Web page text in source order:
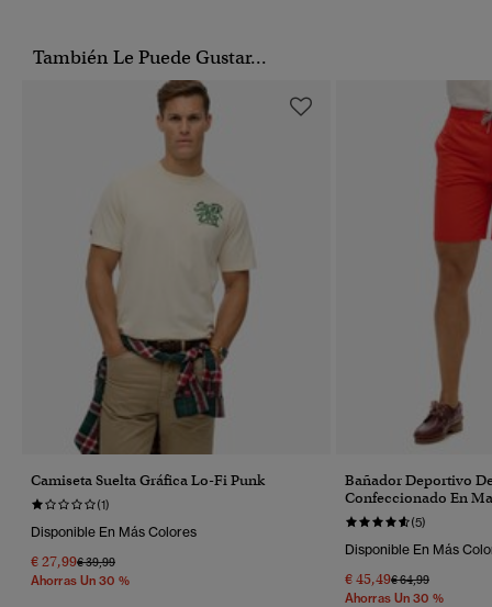
También Le Puede Gustar...
Camiseta Suelta Gráfica Lo-Fi Punk
(1)
Disponible En Más Colores
€ 27,99Precio Rebajado De
€ 39,99A
Ahorras Un 30 %
Bañador Deportivo
Confeccionado En
(5)
Disponible En Más
€ 45,49Precio Rebajado
€ 64,99A
Ahorras Un 30 %